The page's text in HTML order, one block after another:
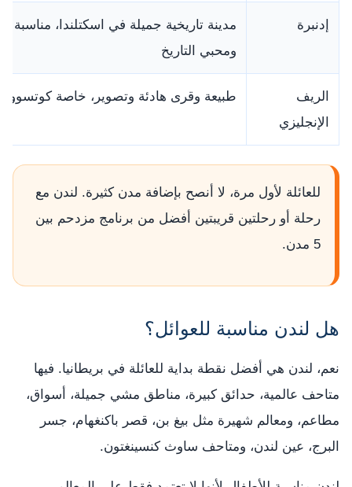
إدنبرة
مدينة تاريخية جميلة في اسكتلندا، مناسبة
ومحبي التاريخ
الريف
الإنجليزي
طبيعة وقرى هادئة وتصوير، خاصة
للعائلة لأول مرة، لا أنصح بإضافة مدن كثيرة. لندن مع
رحلة أو رحلتين قريبتين أفضل من برنامج مزدحم بين
5 مدن.
هل لندن مناسبة للعوائل؟
نعم، لندن هي أفضل نقطة بداية للعائلة في بريطانيا. فيها
متاحف عالمية، حدائق كبيرة، مناطق مشي جميلة، أسواق،
مطاعم، ومعالم شهيرة مثل بيغ بن، قصر باكنغهام، جسر
البرج، عين لندن، ومتاحف ساوث كنسينغتون.